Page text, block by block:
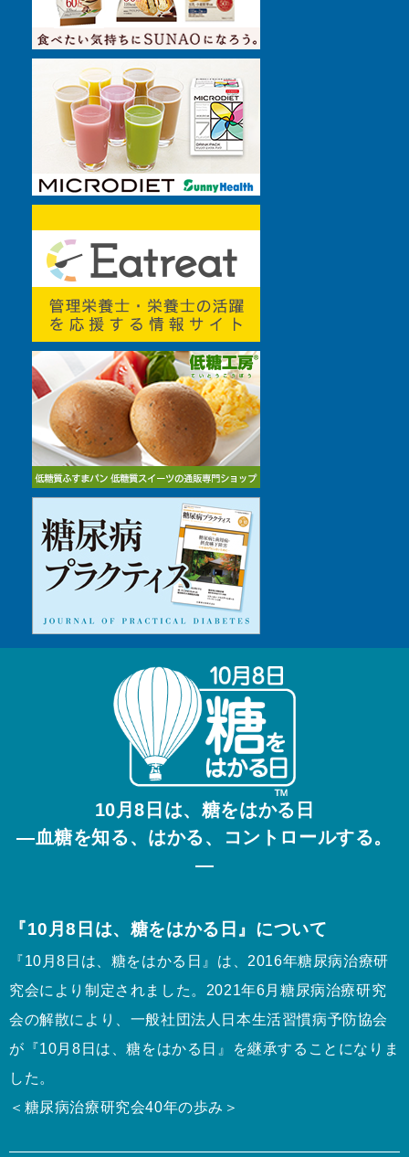
10月8日は、糖をはかる日
—血糖を知る、はかる、コントロールする。
—
『10月8日は、糖をはかる日』について
『10月8日は、糖をはかる日』は、2016年糖尿病治療研
究会により制定されました。2021年6月糖尿病治療研究
会の解散により、一般社団法人日本生活習慣病予防協会
が『10月8日は、糖をはかる日』を継承することになりま
した。
＜糖尿病治療研究会40年の歩み＞